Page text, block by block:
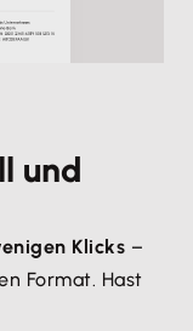
und
Klicks –
Format. Hast